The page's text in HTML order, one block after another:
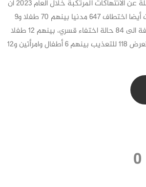
وقالت في احاطة شاملة عن الانتهاكات المرتكبة خلال العام 2023 ان
حالات الانتهاك تضمنت أيضا اختطاف 647 مدنيا بينهم 70 طفلا و9
نساء و38 مُسنّا، بالاضافة الى 84 حالة اختفاء قسري، بينهم 12 طفلا
و8 نساء و6 مسنين، وتعرض 118 للتعذيب بينهم 6 أطفال وامرأتين و12